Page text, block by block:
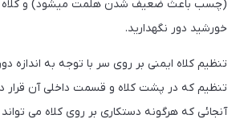
(چسب باعث ضعیف شدن هلمت میشود) و کلاه
خورشید دور نگهدارید.
تنظیم کلاه ایمنی بر روی سر با توجه به اندازه
تنظیم که در پشت کلاه و قسمت داخلی آن قرار
آنجائی که هرگونه دستکاری بر روی کلاه می